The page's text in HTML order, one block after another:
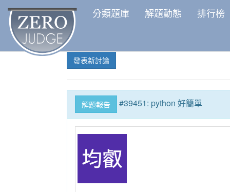
分類題庫 解題動態 排行榜
發表新討論
解題報告 #39451: python 好簡單